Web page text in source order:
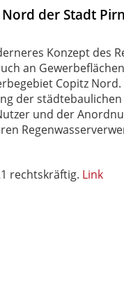
der Stadt
Konzept des
an
Copitz
der
und der
rechtskräftig. Link